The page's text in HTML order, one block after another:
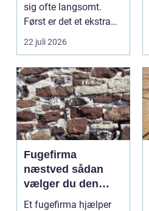
sig ofte langsomt.
Først er det et ekstra
glas til weekenden,
se...
22 juli 2026
Fugefirma
næstved sådan
vælger du den
rigtige fagmand
Et fugefirma hjælper